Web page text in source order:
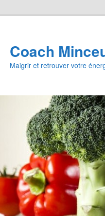
Coach
Maigrir et retrouver votre